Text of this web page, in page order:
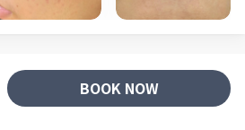
BOOK NOW